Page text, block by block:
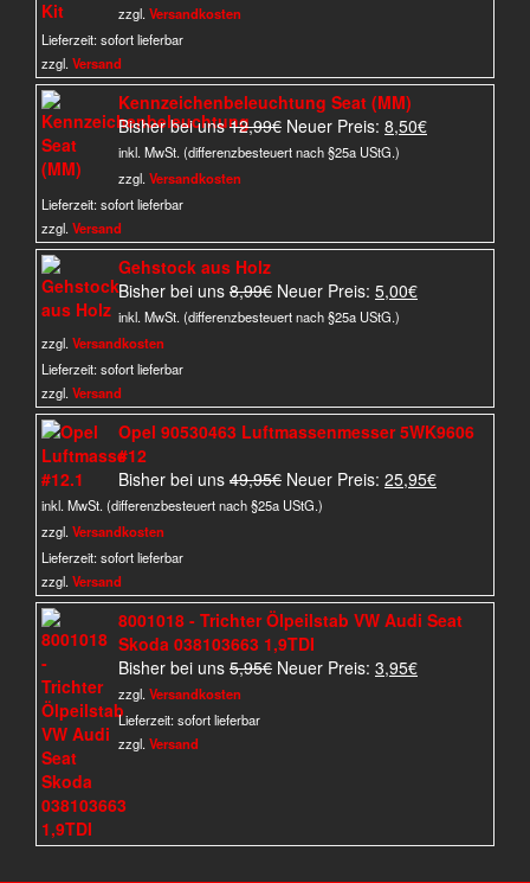
zzgl. Versandkosten
Lieferzeit:sofort lieferbar
zzgl. Versand
Kennzeichenbeleuchtung Seat (MM)
Bisher bei uns 12,99€ Ursprünglicher
Preis
Neuer Preis: 8,50€Aktueller
inkl. MwSt. (differenzbesteuert nach §25a UStG.)
zzgl. Versandkosten
Lieferzeit:sofort lieferbar
zzgl. Versand
Gehstock aus Holz
Bisher bei uns 8,99€ Ursprünglicher
Preis
Neuer Preis: 5,00€Aktueller
inkl. MwSt. (differenzbesteuert nach §25a UStG.)
zzgl. Versandkosten
Lieferzeit:sofort lieferbar
zzgl. Versand
Opel 90530463 Luftmassenmesser 5WK9606
#12
Bisher bei uns 49,95€ Ursprünglicher
Preis
Neuer Preis: 25,95€Aktueller
inkl. MwSt. (differenzbesteuert nach §25a UStG.)
zzgl. Versandkosten
Lieferzeit:sofort lieferbar
zzgl. Versand
8001018 - Trichter Ölpeilstab VW Audi Seat
Skoda 038103663 1,9TDI
Bisher bei uns 5,95€ Ursprünglicher
Neuer Preis: 3,95€Aktueller
zzgl. Versandkosten
Lieferzeit:sofort lieferbar
zzgl. Versand